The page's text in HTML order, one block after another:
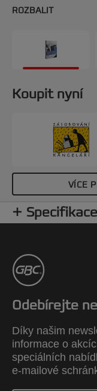
straně sotva
manipulaci.
Formát A4.
ROZBALIT
Koupit nyní
VÍCE
Odebírejte
Díky našim
informace o
speciálních
e-mailové